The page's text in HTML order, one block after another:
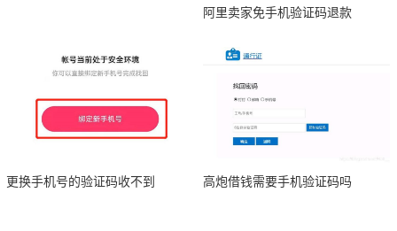
阿里卖家免手机验证码退款
更换手机号的验证码收不到 高炮借钱需要手机验证码吗